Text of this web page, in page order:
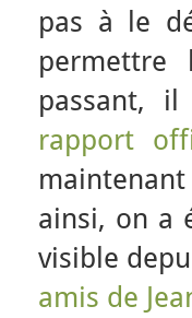
pas à le
permettre
passant,
rapport
ainsi, on a
visible
amis de